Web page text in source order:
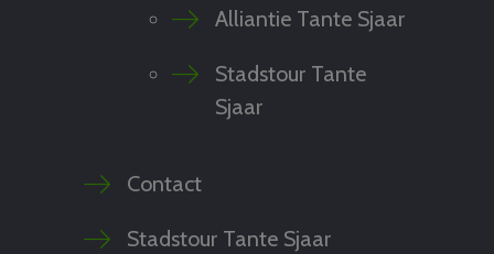
Alliantie Tante Sjaar
Stadstour Tante
Sjaar
Contact
Stadstour Tante Sjaar